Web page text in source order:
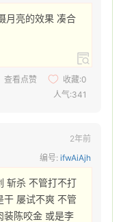
月亮的效果 凑合
查看点赞 收藏:0
人气:341
2年前
编号:ifwAiAjh
斩杀 不管打不打
干 屡试不爽 不管
装陈咬金 或是李